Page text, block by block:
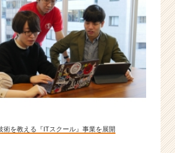
術を教える『ITスクール』事業を展開